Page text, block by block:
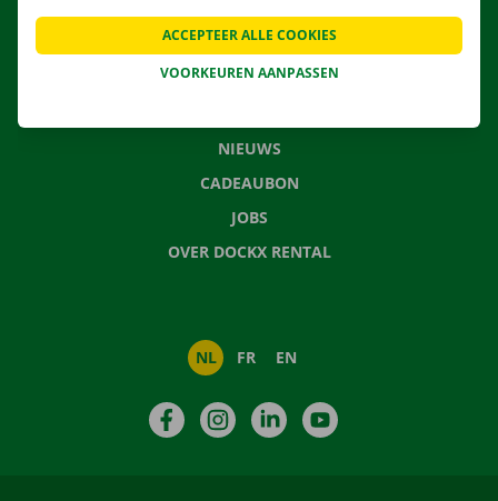
CONTACTEER ONS
NIEUWS
CADEAUBON
JOBS
OVER DOCKX RENTAL
NL FR EN
FacebookInstagramLinkedIn
VOORKEUREN AANPASSEN
ACCEPTEER ALLE COOKIES